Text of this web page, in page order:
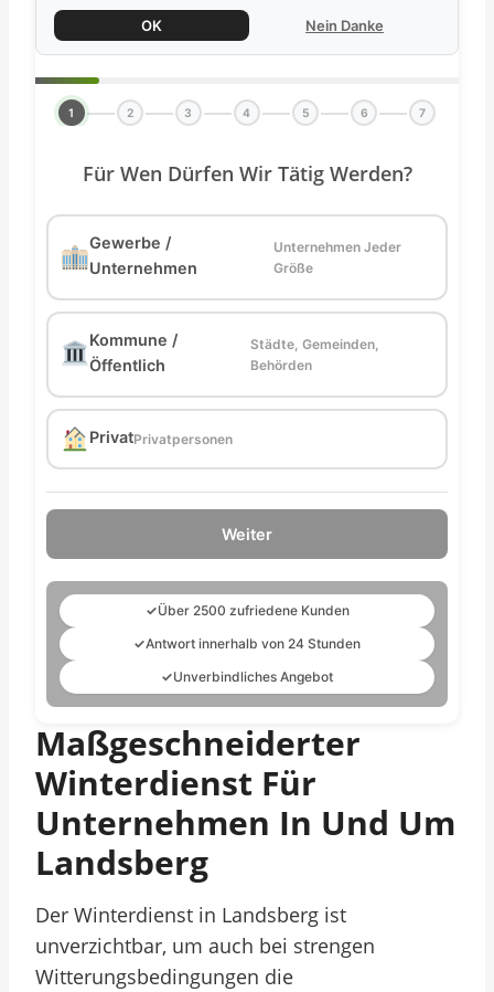
OK Nein Danke
1 2 3 4 5 6 7
Für Wen Dürfen Wir Tätig Werden?
Gewerbe /
Unternehmen
Unternehmen Jeder
Größe
Kommune /
Öffentlich
Städte, Gemeinden,
Behörden
PrivatPrivatpersonen
Weiter
✓Über 2500 zufriedene Kunden
✓Antwort innerhalb von 24 Stunden
✓Unverbindliches Angebot
Maßgeschneiderter
Winterdienst Für
Unternehmen In Und Um
Landsberg
Der Winterdienst in Landsberg ist
unverzichtbar, um auch bei strengen
Witterungsbedingungen die